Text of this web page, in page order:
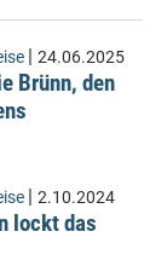
| 24.06.2025
Brünn, den
| 2.10.2024
lockt das